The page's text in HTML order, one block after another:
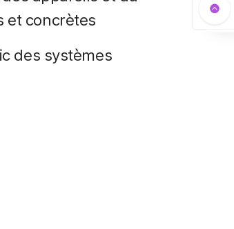
et concrètes
des systèmes